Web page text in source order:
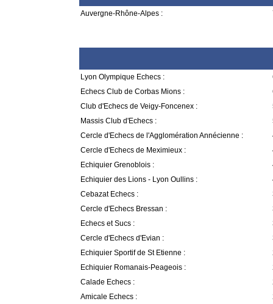
Auvergne-Rhône-Alpes :
Lyon Olympique Echecs :
Echecs Club de Corbas Mions :
Club d'Echecs de Veigy-Foncenex :
Massis Club d'Echecs :
Cercle d'Echecs de l'Agglomération Annécienne :
Cercle d'Echecs de Meximieux :
Echiquier Grenoblois :
Echiquier des Lions - Lyon Oullins :
Cebazat Echecs :
Cercle d'Echecs Bressan :
Echecs et Sucs :
Cercle d'Echecs d'Evian :
Echiquier Sportif de St Etienne :
Echiquier Romanais-Peageois :
Calade Echecs :
Amicale Echecs :